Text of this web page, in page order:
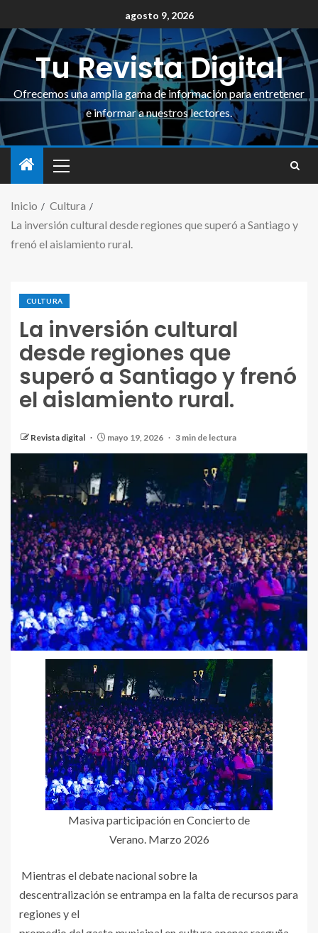
agosto 9, 2026
Tu Revista Digital
Ofrecemos una amplia gama de información para entretener
e informar a nuestros lectores.
Inicio
Cultura
La inversión cultural desde regiones que superó a Santiago y
frenó el aislamiento rural.
CULTURA
La inversión cultural
desde regiones que
superó a Santiago y frenó
el aislamiento rural.
Revista digital mayo 19, 2026 3 min de lectura
Masiva participación en Concierto de
Verano. Marzo 2026
Mientras el debate nacional sobre la
descentralización se entrampa en la falta de recursos para
regiones y el